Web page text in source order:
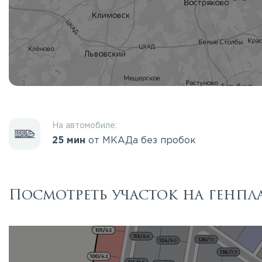
На автомобиле:
25 мин от МКАДа без пробок
Посмотреть участок на